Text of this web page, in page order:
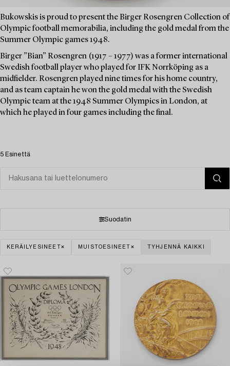
Bukowskis is proud to present the Birger Rosengren Collection of
Olympic football memorabilia, including the gold medal from the
Summer Olympic games 1948.
Birger ”Bian” Rosengren (1917 – 1977) was a former international
Swedish football player who played for IFK Norrköping as a
midfielder. Rosengren played nine times for his home country,
and as team captain he won the gold medal with the Swedish
Olympic team at the 1948 Summer Olympics in London, at
which he played in four games including the final.
5 Esinettä
Suodatin
KERÄILYESINEET MUISTOESINEET TYHJENNÄ KAIKKI